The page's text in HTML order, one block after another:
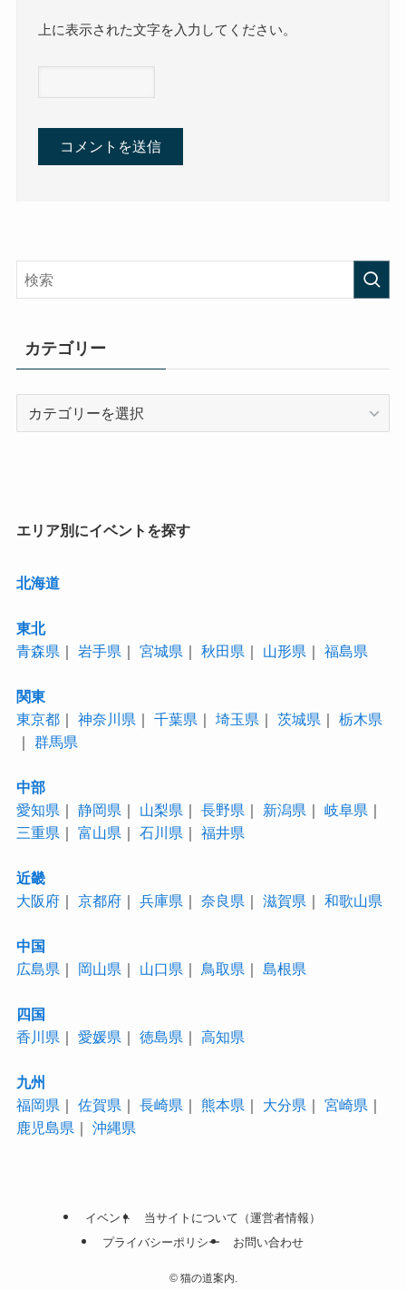
上に表示された文字を入力してください。
カテゴリー
エリア別にイベントを探す
北海道
東北
青森県 ｜ 岩手県 ｜ 宮城県 ｜ 秋田県 ｜ 山形県 ｜ 福島県
関東
東京都｜ 神奈川県 ｜ 千葉県 ｜ 埼玉県 ｜ 茨城県 ｜ 栃木県
｜ 群馬県
中部
愛知県 ｜ 静岡県 ｜ 山梨県 ｜ 長野県 ｜ 新潟県 ｜ 岐阜県 ｜
三重県 ｜ 富山県 ｜ 石川県 ｜ 福井県
近畿
大阪府｜ 京都府｜ 兵庫県 ｜ 奈良県 ｜ 滋賀県 ｜ 和歌山県
中国
広島県 ｜ 岡山県 ｜ 山口県 ｜ 鳥取県 ｜ 島根県
四国
香川県 ｜ 愛媛県 ｜ 徳島県 ｜ 高知県
九州
福岡県 ｜ 佐賀県 ｜ 長崎県 ｜ 熊本県 ｜ 大分県 ｜ 宮崎県 ｜
鹿児島県 ｜ 沖縄県
イベント
当サイトについて（運営者情報）
プライバシーポリシー
お問い合わせ
©猫の道案内.